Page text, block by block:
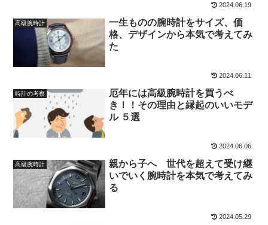
2024.06.19
高級腕時計
一生ものの腕時計をサイズ、価
格、デザインから本気で考えてみ
た
2024.06.11
時計の考察
厄年には高級腕時計を買うべ
き！！その理由と縁起のいいモデ
ル ５選
2024.06.06
高級腕時計
親から子へ 世代を超えて受け継
いでいく腕時計を本気で考えてみ
る
2024.05.29